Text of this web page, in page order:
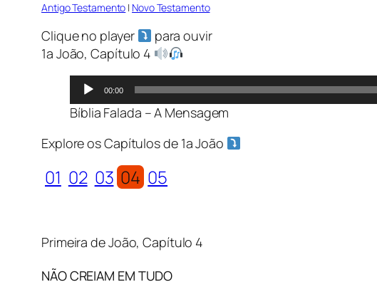
Antigo Testamento | Novo Testamento
Clique no player
para ouvir
1a João, Capítulo 4
Tocador
de
áudio
00:00
Bíblia Falada – A Mensagem
Explore os Capítulosde 1a João
01 02 03 04 05
Primeira de João, Capítulo 4
NÃO CREIAM EM TUDO